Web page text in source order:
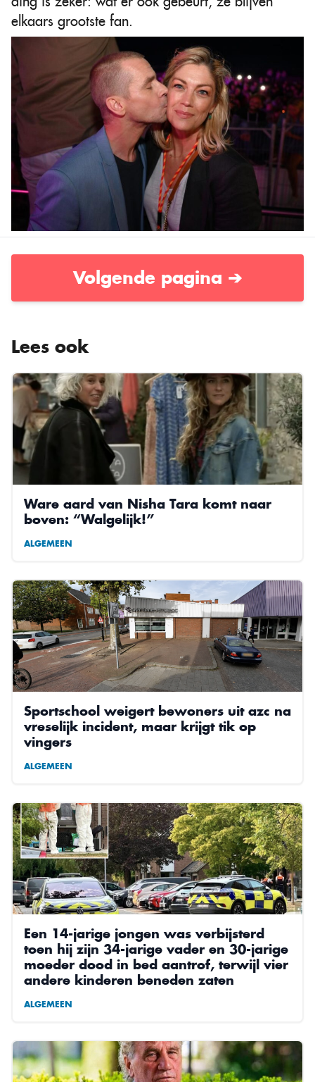
elkaars grootste fan.
Volgende pagina ➔
Lees ook
Ware aard van Nisha Tara komt naar
boven: “Walgelijk!”
ALGEMEEN
Sportschool weigert bewoners uit azc na
vreselijk incident, maar krijgt tik op
vingers
ALGEMEEN
Een 14-jarige jongen was verbijsterd
toen hij zijn 34-jarige vader en 30-jarige
moeder dood in bed aantrof, terwijl vier
andere kinderen beneden zaten
ALGEMEEN